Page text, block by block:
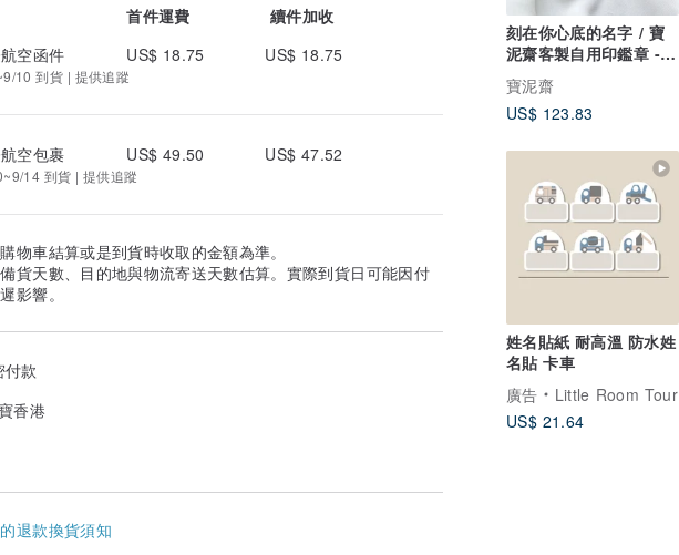
刻在你心底的名字 / 寶
泥齋客製自用印鑑章 -
巴林石 白色款
寶泥齋
US$ 123.83
姓名貼紙 耐高溫 防水姓
名貼 卡車
廣告
Little Room Tour
US$ 21.64
首件運費
續件加收
空函件
US$ 18.75 US$ 18.75
10 到貨 | 提供追蹤
空包裹 US$ 49.50 US$ 47.52
14 到貨 | 提供追蹤
物車結算或是到貨時收取的金額為準。
貨天數、目的地與物流寄送天數估算。實際到貨日可能因付
影響。
付款
香港
退款換貨須知